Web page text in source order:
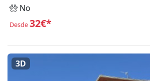
No
Desde32€*
3D